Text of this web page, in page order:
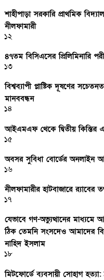
শাহীপাড়া সরকারি প্রাথমিক
নীলফামারী
১২
৪৭তম বিসিএসের প্রিলিমিনারি
১৩
বিশ্বব্যাপী প্লাষ্টিক দূষণের
মানববন্ধন
১৪
আইএমএফ থেকে দ্বিতীয় কিস্তির
১৫
অবসর সুবিধা বোর্ডের অনলাইন
১৬
নীলফামারীর হাটবাজারে
১৭
যেভাবে গণ-অভ্যুত্থানের মাধ্যমে
ঠিক তেমনি সংসদেও আমাদের
নাহিদ ইসলাম
১৮
মিটফোর্ডে ব্যবসায়ী সোহাগ হত্যা: